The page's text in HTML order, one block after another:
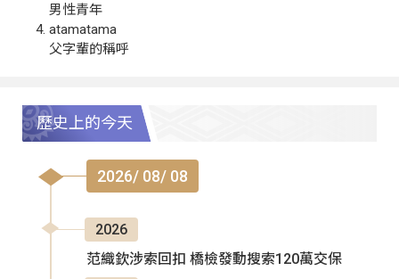
男性青年
atamatama
父字輩的稱呼
歷史上的今天
2026/ 08/ 08
2026
范織欽涉索回扣 橋檢發動搜索120萬交保